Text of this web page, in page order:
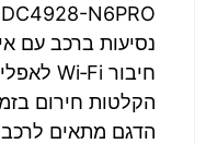
הקלטות חירום
הדגם מתאים לרכב